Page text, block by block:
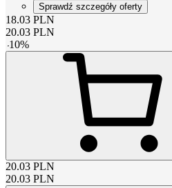
Sprawdź szczegóły oferty
18.03 PLN
20.03 PLN
-10%
20.03 PLN
20.03 PLN